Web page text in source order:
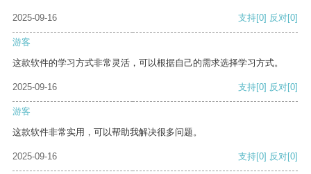
2025-09-16 支持[0] 反对[0]
游客
这款软件的学习方式非常灵活，可以根据自己的需求选择学习方式。
2025-09-16 支持[0] 反对[0]
游客
这款软件非常实用，可以帮助我解决很多问题。
2025-09-16 支持[0] 反对[0]